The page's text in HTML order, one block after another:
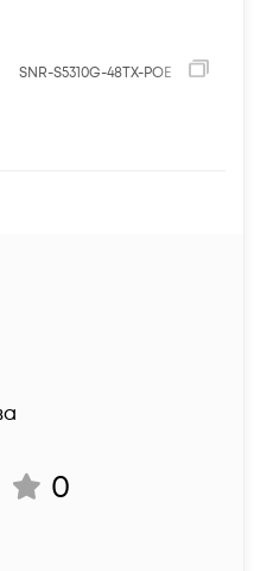
SNR-S5310G-48TX-POE
0